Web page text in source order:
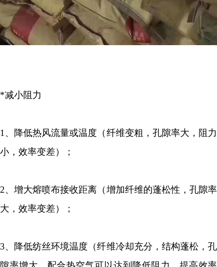
*减小阻力
1 、降低热风流量或温度（纤维变粗，孔隙率大，阻力
小，效率变差）；
2、增大熔喷布接收距离（增加纤维的蓬松性，孔隙率
大，效率变差）；
3、降低纺丝环境温度（纤维冷却充分，结构蓬松，孔